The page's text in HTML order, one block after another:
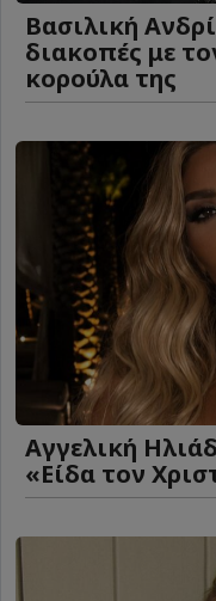
Βασιλική
διακοπές με
κορούλα της
Αγγελική
«Είδα τον